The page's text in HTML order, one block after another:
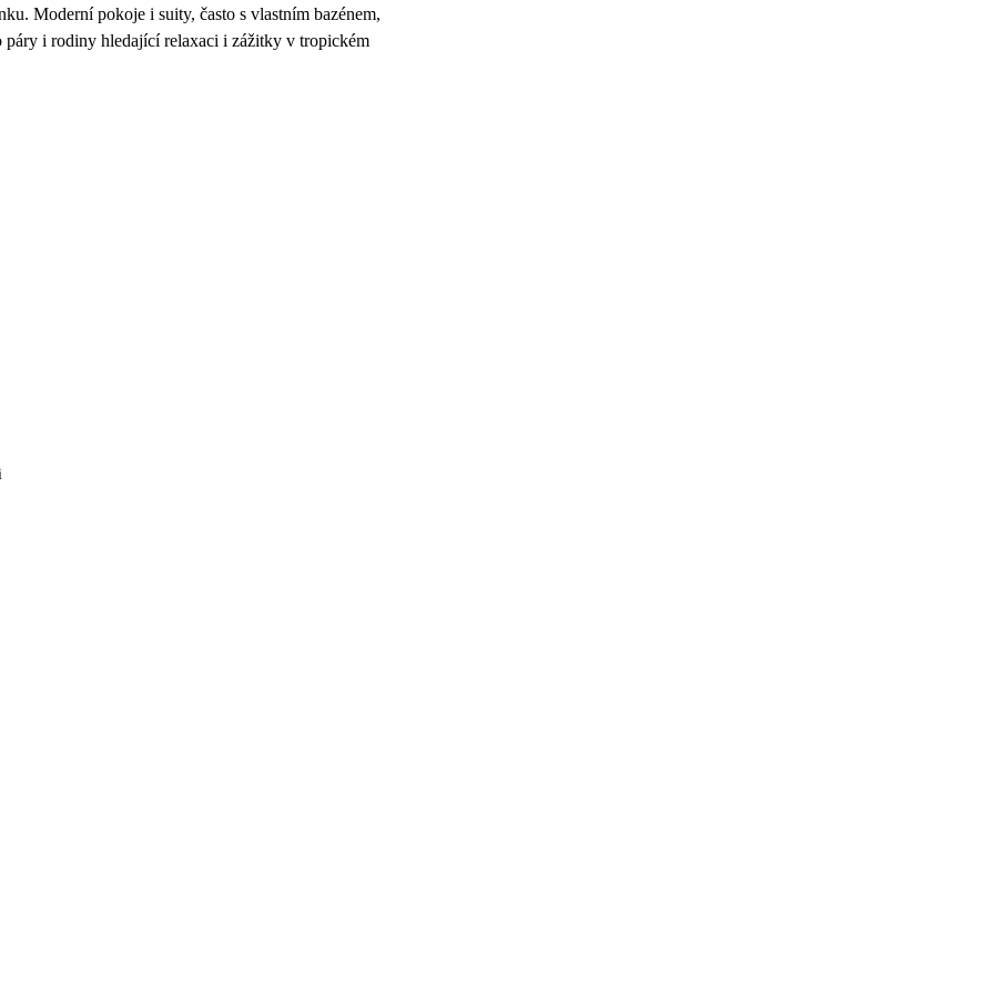
Moderní pokoje i suity, často s vlastním bazénem,
i rodiny hledající relaxaci i zážitky v tropickém